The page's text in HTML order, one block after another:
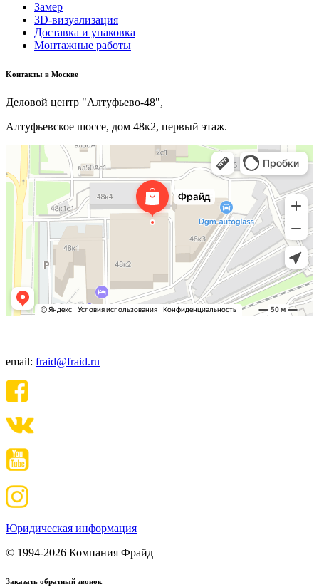
Замер
3D-визуализация
Доставка и упаковка
Монтажные работы
Kонтакты в Москве
Деловой центр "Алтуфьево-48",
Алтуфьевское шоссе, дом 48к2, первый этаж.
email: fraid@fraid.ru
Юридическая информация
© 1994-2026 Компания Фрайд
Заказать обратный звонок